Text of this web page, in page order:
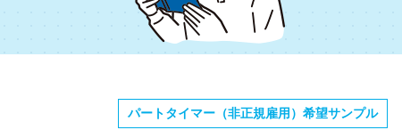
パートタイマー（非正規雇用）希望サンプル